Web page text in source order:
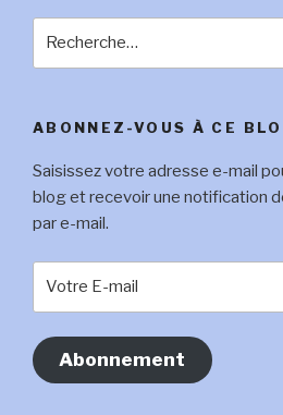
ABONNEZ-VOUS À CE
Saisissez votre adresse e-mail
blog et recevoir une notification
par e-mail.
Abonnement